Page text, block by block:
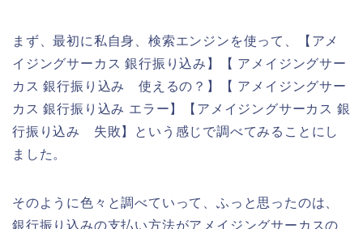
まず、最初に私自身、検索エンジンを使って、【アメ
イジングサーカス 銀行振り込み】【 アメイジングサー
カス 銀行振り込み 使えるの？】【 アメイジングサー
カス 銀行振り込み エラー】【アメイジングサーカス 銀
行振り込み 失敗】という感じで調べてみることにし
ました。
そのように色々と調べていって、ふっと思ったのは、
銀行振り込みの支払い方法がアメイジングサーカスの